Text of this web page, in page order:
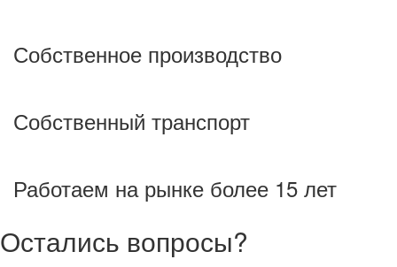
Собственное производство
Собственный транспорт
Работаем на рынке более 15 лет
Остались вопросы?